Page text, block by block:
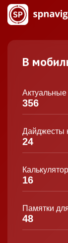
В
Актуальные
356
Дайджесты
24
16
Памятки
48